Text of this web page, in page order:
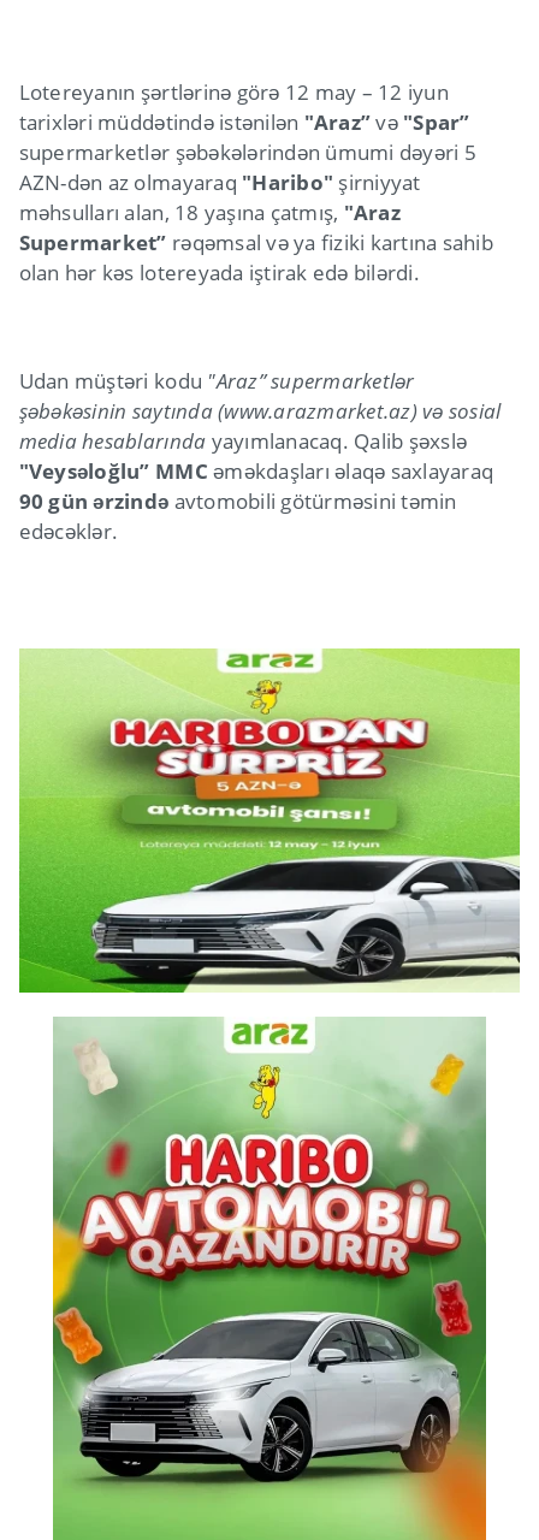
Lotereyanın şərtlərinə görə 12 may – 12 iyun
tarixləri müddətində istənilən "Araz”və "Spar”
supermarketlər şəbəkələrindən ümumi dəyəri 5
AZN-dən az olmayaraq "Haribo" şirniyyat
məhsulları alan, 18 yaşına çatmış, "Araz
Supermarket” rəqəmsal və ya fiziki kartına sahib
olan hər kəs lotereyada iştirak edə bilərdi.
Udan müştəri kodu "Araz” supermarketlər
şəbəkəsinin saytında (www.arazmarket.az) və sosial
media hesablarında yayımlanacaq. Qalib şəxslə
"Veysəloğlu” MMC əməkdaşları əlaqə saxlayaraq
90 gün ərzində avtomobili götürməsini təmin
edəcəklər.